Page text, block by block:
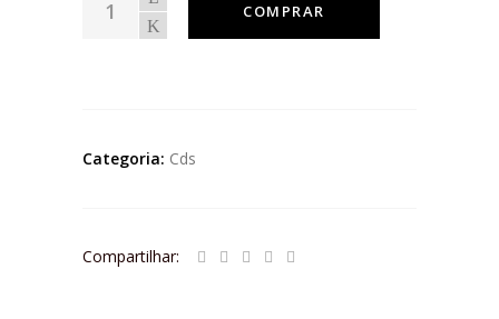
COMPRAR
Categoria: Cds
Compartilhar: